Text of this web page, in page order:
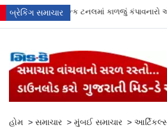
બ્રેકિંગ સમાચાર
એકનો જીવ ગયો Gujarat News: મોરબીમાં
હોમ > સમાચાર > મુંબઈ સમાચાર >